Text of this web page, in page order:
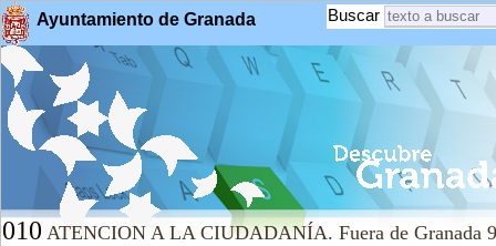
Ayuntamiento de Granada Buscar
010 ATENCION A LA CIUDADANÍA. Fuera de Granada